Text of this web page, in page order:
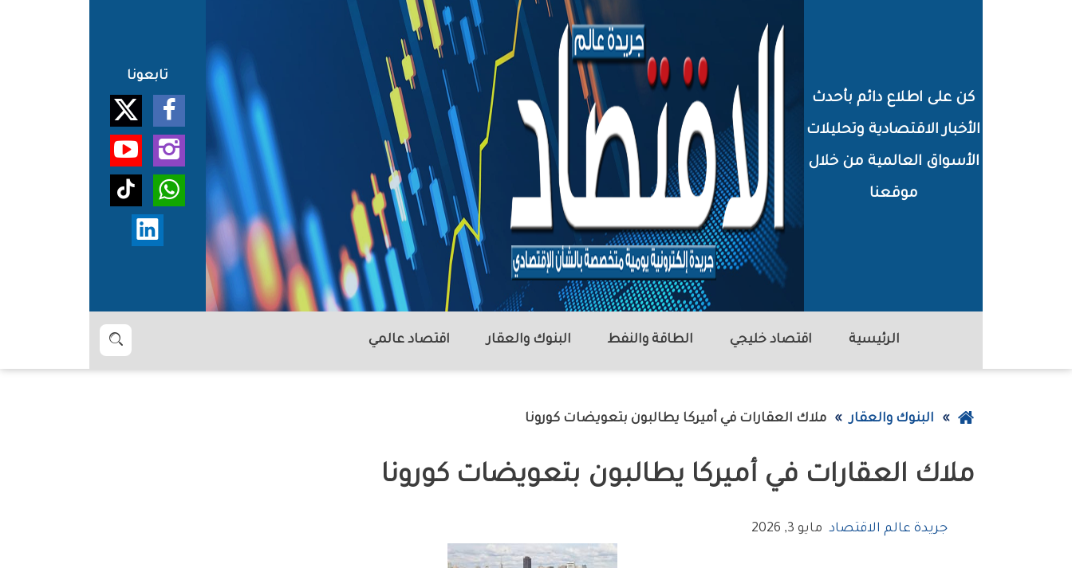
كن على اطلاع دائم بأحدث
الأخبار الاقتصادية وتحليلات
الأسواق العالمية من خلال
موقعنا
تابعونا
الرئيسية اقتصاد خليجي الطاقة والنفط البنوك والعقار اقتصاد عالمي بحث
عودة
الصفحة
البنوك والعقار ملاك‭ ‬العقارات‭ ‬في‭ ‬أميركا‭ ‬يطالبون‭ ‬بتعويضات‭ ‬كورونا
ملاك‭ ‬العقارات‭ ‬في‭ ‬أميركا‭ ‬يطالبون‭ ‬بتعويضات‭ ‬كورونا
جريدة عالم الاقتصاد مايو 3, 2026